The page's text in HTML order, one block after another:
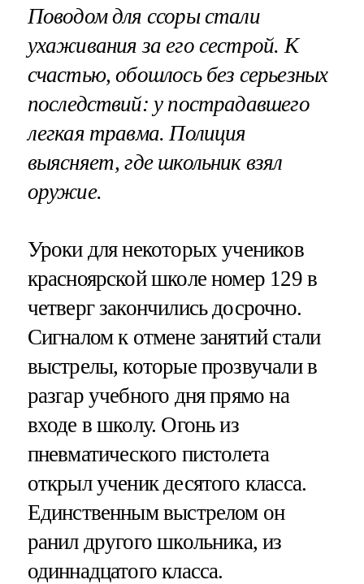
Поводом для ссоры стали
ухаживания за его сестрой. К
счастью, обошлось без серьезных
последствий: у пострадавшего
легкая травма. Полиция
выясняет, где школьник взял
оружие.
Уроки для некоторых учеников
красноярской школе номер 129 в
четверг закончились досрочно.
Сигналом к отмене занятий стали
выстрелы, которые прозвучали в
разгар учебного дня прямо на
входе в школу. Огонь из
пневматического пистолета
открыл ученик десятого класса.
Единственным выстрелом он
ранил другого школьника, из
одиннадцатого класса.